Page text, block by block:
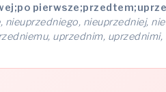
nieuprzedniego, nieuprzedniej,
uprzednim,